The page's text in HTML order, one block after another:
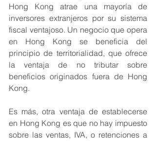
Hong Kong atrae una mayoría de
inversores extranjeros por su sistema
fiscal ventajoso. Un negocio que opera
en Hong Kong se beneficia del
principio de territorialidad, que ofrece
la ventaja de no tributar sobre
beneficios originados fuera de Hong
Kong.
Es más, otra ventaja de establecerse
en Hong Kong es que no hay impuesto
sobre las ventas, IVA, o retenciones a